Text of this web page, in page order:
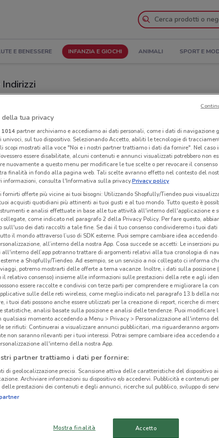
E BENESSERE INFANZIA E GIOCHI ANIMALI SPORT E
volantini nella tua zona. Riprova più tardi.
FABRIANO TOLENTINO
I
della tua privacy
1014partner archiviamo e accediamo ai dati personali, come i dati di navigazione
sul tuo dispositivo. Selezionando Accetto, abiliti le tecnologie di
scopi mostrati alla voce "Noi e i nostri partner trattiamo i dati da fornire". Nel caso
essere disabilitate, alcuni contenuti e annunci visualizzati potrebbero non
nuovamente a questo menu per modificare le tue scelte o per revocare il
finalità in fondo alla pagina web. Tali scelte avranno effetto nel contesto del
informazioni, consulta l'Informativa sulla privacy.Privacy policy
fornirti offerte più vicine ai tuoi bisogni: Utilizzando Shopfully/Tiendeo puoi
acquisti quotidiani più attinenti ai tuoi gusti e al tuo mondo. Tutto questo è
e analisi effettuate in base alle tue attività all'interno dell'applicazione e
come indicato nel paragrafo 2 della Privacy Policy. Per fare questo,
sull'uso dei dati raccolti a tale fine. Se dai il tuo consenso condivideremo i tuoi dati
il mondo attraverso l’uso di SDK esterne. Puoi sempre cambiare idea accedendo
all’interno della nostra App. Cosa succede se accetti: Le inserzioni
all'interno dell’app potranno trattare di argomenti relativi alla tua cronologia di
a Shopfully/Tiendeo. Ad esempio, se un servizio a noi collegato ci informa
potremo mostrarti delle offerte a tema vacanze. Inoltre, i dati sulla posizione
il relativo consenso) insieme alle informazioni sulle prestazioni della rete e agli
essere raccolte e condivisi con terze parti per comprendere e migliorare la
sulle delle reti wireless, come meglio indicato nel paragrafo 13.b della
i tuoi dati possono anche essere utilizzati per la creazione di report, ricerche di
statistiche, analisi basate sulla posizione e analisi delle tendenze. Puoi modificare
qualsiasi momento accedendo a Menu > Privacy > Personalizzazione all'interno
se rifiuti: Continuerai a visualizzare annunci pubblicitari, ma riguarderanno
non saranno rilevanti per i tuoi interessi. Potrai sempre cambiare idea accedendo
all'interno della nostra App.
partner trattiamo i dati per fornire:
di geolocalizzazione precisi. Scansione attiva delle caratteristiche del dispositivo
Archiviare informazioni su dispositivo e/o accedervi. Pubblicità e contenuti
prestazioni dei contenuti e degli annunci, ricerche sul pubblico, sviluppo di
Mostra finalità Accetto